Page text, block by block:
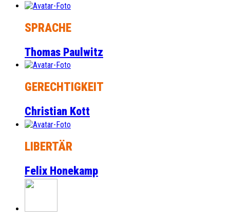
SPRACHE
Thomas Paulwitz
GERECHTIGKEIT
Christian Kott
LIBERTÄR
Felix Honekamp